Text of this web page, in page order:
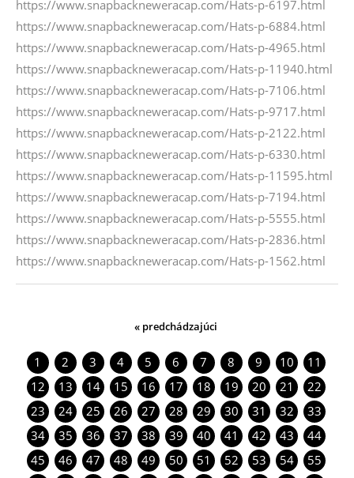
https://www.snapbackneweracap.com/Hats-p-6197.html
https://www.snapbackneweracap.com/Hats-p-6884.html
https://www.snapbackneweracap.com/Hats-p-4965.html
https://www.snapbackneweracap.com/Hats-p-11940.html
https://www.snapbackneweracap.com/Hats-p-7106.html
https://www.snapbackneweracap.com/Hats-p-9717.html
https://www.snapbackneweracap.com/Hats-p-2122.html
https://www.snapbackneweracap.com/Hats-p-6330.html
https://www.snapbackneweracap.com/Hats-p-11595.html
https://www.snapbackneweracap.com/Hats-p-7194.html
https://www.snapbackneweracap.com/Hats-p-5555.html
https://www.snapbackneweracap.com/Hats-p-2836.html
https://www.snapbackneweracap.com/Hats-p-1562.html
« predchádzajúci
1 2 3 4 5 6 7 8 9 10
11
12
13 14 15 16 17 18 19 20 21
22
23
24 25 26 27 28 29 30 31 32
33
34
35 36 37 38 39 40 41 42 43
44
45
46 47 48 49 50 51 52 53 54
55